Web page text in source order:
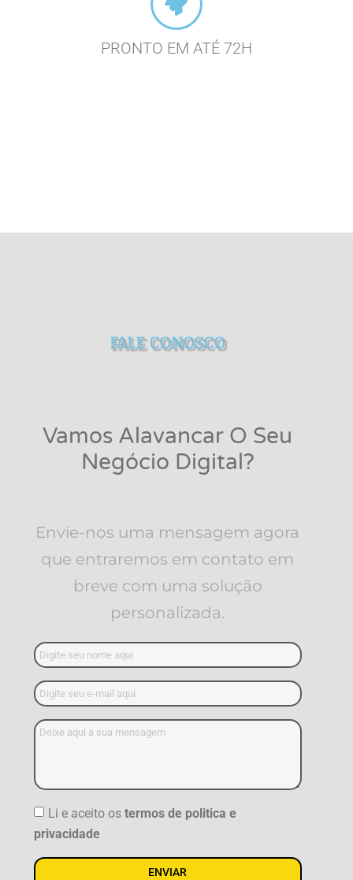
PRONTO EM ATÉ 72H
FALE CONOSCO
Vamos Alavancar O Seu
Negócio Digital?
Envie-nos uma mensagem agora
que entraremos em contato em
breve com uma solução
personalizada.
Li e aceito os termos de politica e
privacidade
ENVIAR